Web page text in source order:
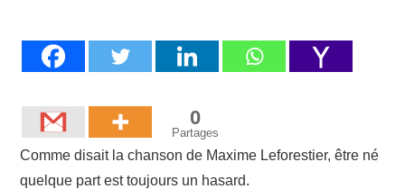
LES CONTRIBUTIONS
0
Partages
Comme disait la chanson de Maxime Leforestier, être né
quelque part est toujours un hasard.